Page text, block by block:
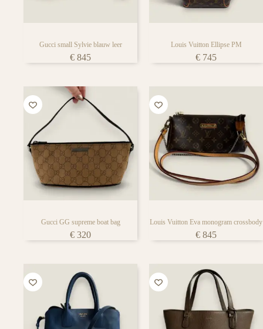
Gucci small Sylvie blauw leer
€ 845
Louis Vuitton Ellipse PM
€ 745
Gucci GG supreme boat bag
€ 320
Louis Vuitton Eva monogram crossbody
€ 845